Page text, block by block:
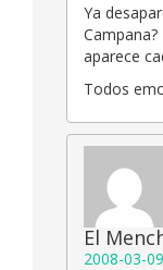
Ya
aparece
Todos
El
2008-03-